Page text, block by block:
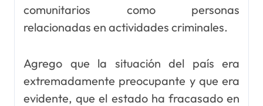
comunitarios como personas
relacionadas en actividades criminales.
Agrego que la situación del país era
extremadamente preocupante y que era
evidente, que el estado ha fracasado en